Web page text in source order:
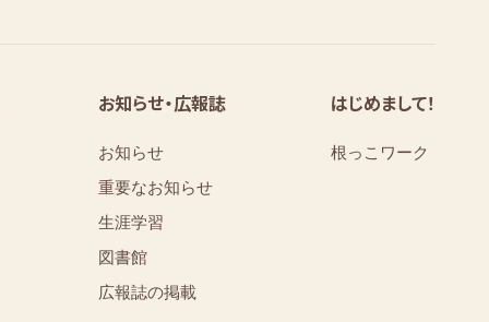
お知らせ・広報誌
お知らせ
重要なお知らせ
⁨⁩⁨⁩⁨⁩生涯学習
図書館
広報誌の掲載
はじめまして！
根っこワーク